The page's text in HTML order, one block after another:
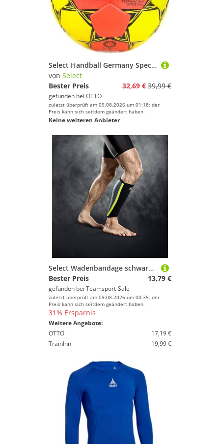
Select Handball Germany Special V26
von Select
Bester Preis
32,69 € 39,99 €
gefunden bei OTTO
zuletzt überprüft am 09.08.2026 um 01:18; der
Preis kann sich seitdem geändert haben.
Keine weiteren Anbieter
Select Wadenbandage schwarz XL
Bester Preis
13,79 €
gefunden bei Teamsport-Sale
zuletzt überprüft am 09.08.2026 um 00:35; der
Preis kann sich seitdem geändert haben.
31% Ersparnis
Weitere Angebote:
OTTO
17,19 €
TrainInn
19,99 €